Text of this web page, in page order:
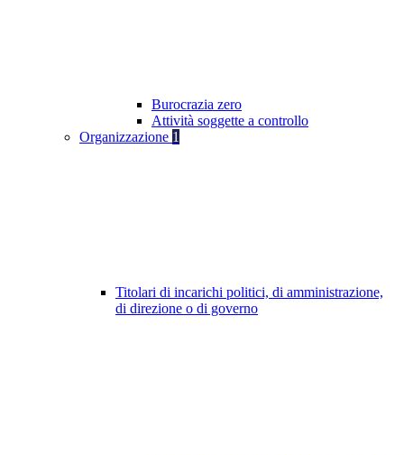
Burocrazia zero
Attività soggette a controllo
Organizzazione 1
Titolari di incarichi politici, di amministrazione,
di direzione o di governo